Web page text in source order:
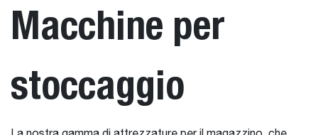
Macchine per
stoccaggio